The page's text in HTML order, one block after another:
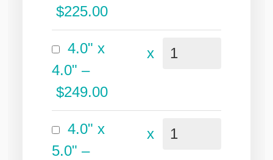
$225.00
4.0" x
4.0" –
$249.00
x
4.0" x
5.0" –
x